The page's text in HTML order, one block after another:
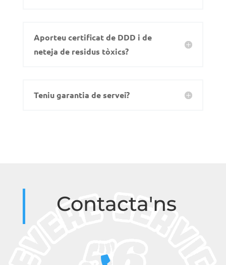
Aporteu certificat de DDD i de
neteja de residus tòxics?
Teniu garantia de servei?
Contacta'ns